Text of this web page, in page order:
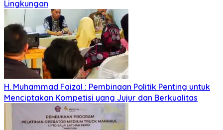
Lingkungan
H. Muhammad Faizal : Pembinaan Politik Penting untuk
Menciptakan Kompetisi yang Jujur dan Berkualitas